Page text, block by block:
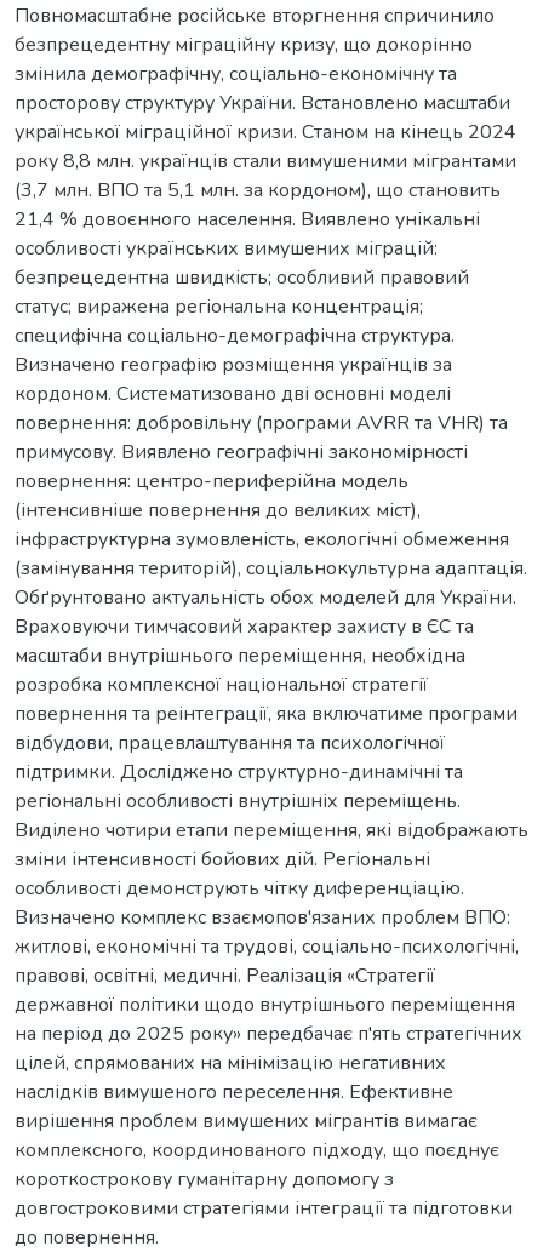
Повномасштабне російське вторгнення спричинило
безпрецедентну міграційну кризу, що докорінно
змінила демографічну, соціально-економічну та
просторову структуру України. Встановлено масштаби
української міграційної кризи. Станом на кінець 2024
року 8,8 млн. українців стали вимушеними мігрантами
(3,7 млн. ВПО та 5,1 млн. за кордоном), що становить
21,4 % довоєнного населення. Виявлено унікальні
особливості українських вимушених міграцій:
безпрецедентна швидкість; особливий правовий
статус; виражена регіональна концентрація;
специфічна соціально-демографічна структура.
Визначено географію розміщення українців за
кордоном. Систематизовано дві основні моделі
повернення: добровільну (програми AVRR та VHR) та
примусову. Виявлено географічні закономірності
повернення: центро-периферійна модель
(інтенсивніше повернення до великих міст),
інфраструктурна зумовленість, екологічні обмеження
(замінування територій), соціальнокультурна адаптація.
Обґрунтовано актуальність обох моделей для України.
Враховуючи тимчасовий характер захисту в ЄС та
масштаби внутрішнього переміщення, необхідна
розробка комплексної національної стратегії
повернення та реінтеграції, яка включатиме програми
відбудови, працевлаштування та психологічної
підтримки. Досліджено структурно-динамічні та
регіональні особливості внутрішніх переміщень.
Виділено чотири етапи переміщення, які відображають
зміни інтенсивності бойових дій. Регіональні
особливості демонструють чітку диференціацію.
Визначено комплекс взаємопов'язаних проблем ВПО:
житлові, економічні та трудові, соціально-психологічні,
правові, освітні, медичні. Реалізація «Стратегії
державної політики щодо внутрішнього переміщення
на період до 2025 року» передбачає п'ять стратегічних
цілей, спрямованих на мінімізацію негативних
наслідків вимушеного переселення. Ефективне
вирішення проблем вимушених мігрантів вимагає
комплексного, координованого підходу, що поєднує
короткострокову гуманітарну допомогу з
довгостроковими стратегіями інтеграції та підготовки
до повернення.